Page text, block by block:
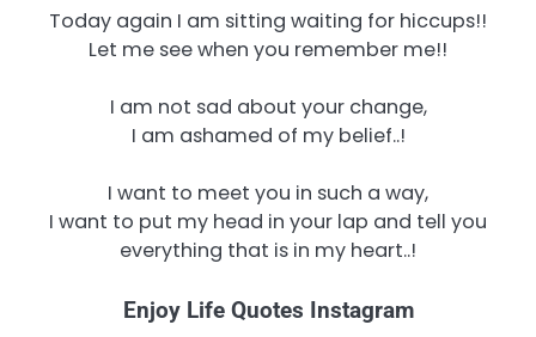
Today again I am sitting waiting for hiccups!!
Let me see when you remember me!!
I am not sad about your change,
I am ashamed of my belief..!
I want to meet you in such a way,
I want to put my head in your lap and tell you
everything that is in my heart..!
Enjoy Life Quotes Instagram